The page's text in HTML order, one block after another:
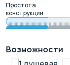
Простота
конструкции
Возможности